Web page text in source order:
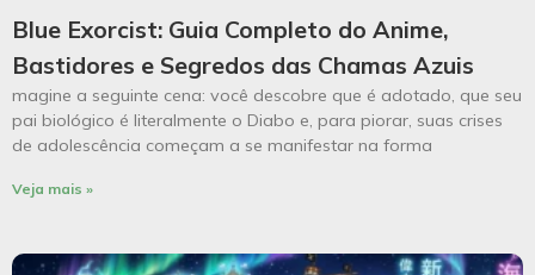
Blue Exorcist: Guia Completo do Anime,
Bastidores e Segredos das Chamas Azuis
magine a seguinte cena: você descobre que é adotado, que seu
pai biológico é literalmente o Diabo e, para piorar, suas crises
de adolescência começam a se manifestar na forma
Veja mais »